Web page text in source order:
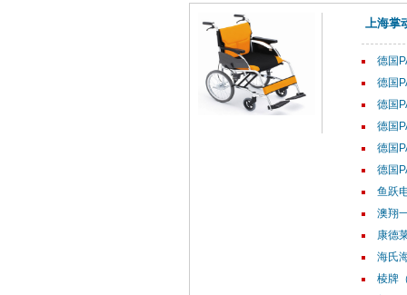
上海掌
德国
德国
德国
德国
德国
德国
鱼跃
澳翔
康德
海氏
棱牌